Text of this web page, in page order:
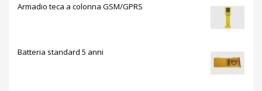
Armadio teca a colonna GSM/GPRS
Batteria standard 5 anni